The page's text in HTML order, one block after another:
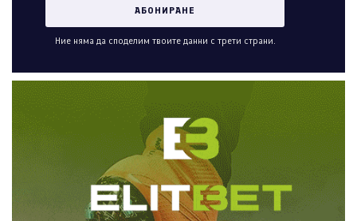
Ние няма да споделим твоите данни с трети страни.